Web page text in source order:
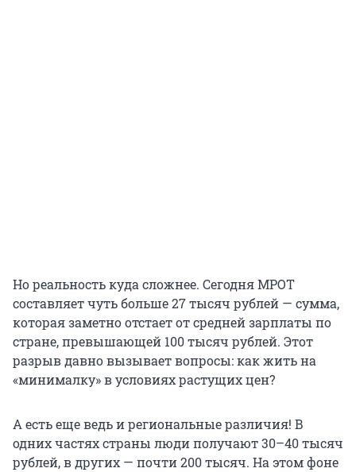
Но реальность куда сложнее. Сегодня МРОТ
составляет чуть больше 27 тысяч рублей — сумма,
которая заметно отстает от средней зарплаты по
стране, превышающей 100 тысяч рублей. Этот
разрыв давно вызывает вопросы: как жить на
«минималку» в условиях растущих цен?
А есть еще ведь и региональные различия! В
одних частях страны люди получают 30–40 тысяч
рублей, в других — почти 200 тысяч. На этом фоне